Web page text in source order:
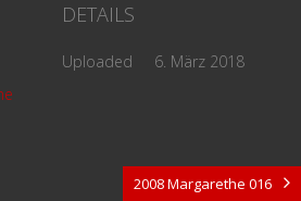
DETAILS
Uploaded 6. März 2018
2008 Margarethe 016